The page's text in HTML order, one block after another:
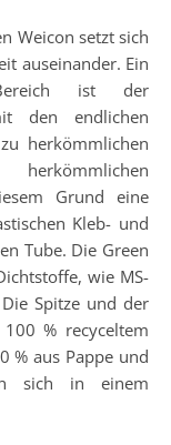
auseinander. Ein
ist der
den endlichen
herkömmlichen
Grund eine
Kleb- und
Tube. Die Green
wie MS-
Spitze und der
% recyceltem
% aus Pappe und
sich in einem